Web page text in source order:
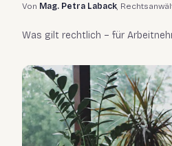
Von Mag. Petra Laback,
Was gilt rechtlich – für